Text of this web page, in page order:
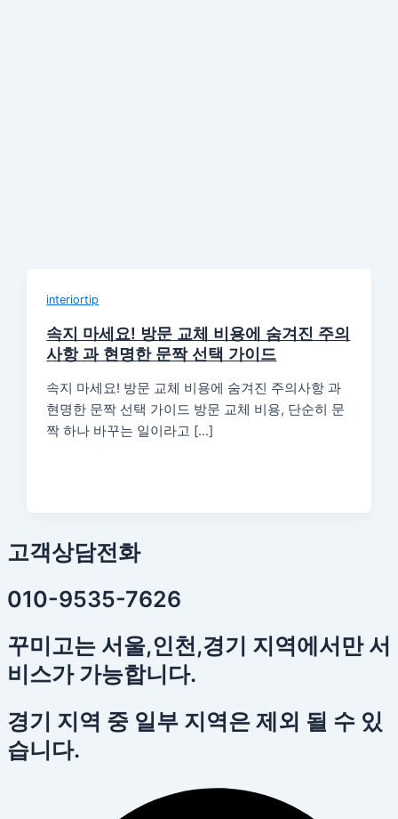
interiortip
속지 마세요! 방문 교체 비용에 숨겨진 주의
사항 과 현명한 문짝 선택 가이드
속지 마세요! 방문 교체 비용에 숨겨진 주의사항 과
현명한 문짝 선택 가이드 방문 교체 비용, 단순히 문
짝 하나 바꾸는 일이라고 […]
고객상담전화
010-9535-7626
꾸미고는 서울,인천,경기 지역에서만 서
비스가 가능합니다.
경기 지역 중 일부 지역은 제외 될 수 있
습니다.